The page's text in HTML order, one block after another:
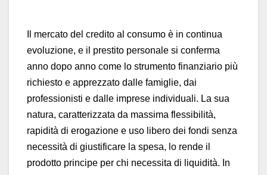
Il mercato del credito al consumo è in continua
evoluzione, e il prestito personale si conferma
anno dopo anno come lo strumento finanziario più
richiesto e apprezzato dalle famiglie, dai
professionisti e dalle imprese individuali. La sua
natura, caratterizzata da massima flessibilità,
rapidità di erogazione e uso libero dei fondi senza
necessità di giustificare la spesa, lo rende il
prodotto principe per chi necessita di liquidità. In